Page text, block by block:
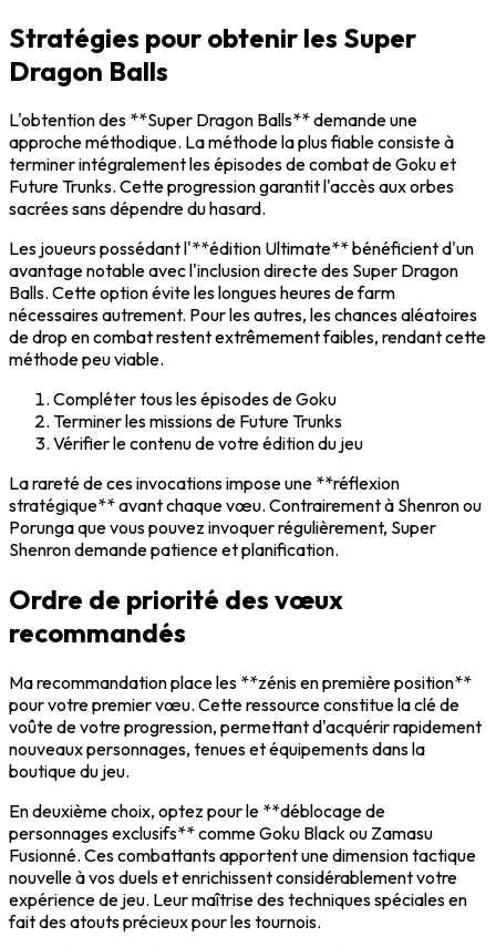
Stratégies pour obtenir les Super
Dragon Balls
L'obtention des **Super Dragon Balls** demande une
approche méthodique. La méthode la plus fiable consiste à
terminer intégralement les épisodes de combat de Goku et
Future Trunks. Cette progression garantit l'accès aux orbes
sacrées sans dépendre du hasard.
Les joueurs possédant l'**édition Ultimate** bénéficient d'un
avantage notable avec l'inclusion directe des Super Dragon
Balls. Cette option évite les longues heures de farm
nécessaires autrement. Pour les autres, les chances aléatoires
de drop en combat restent extrêmement faibles, rendant cette
méthode peu viable.
Compléter tous les épisodes de Goku
Terminer les missions de Future Trunks
Vérifier le contenu de votre édition du jeu
La rareté de ces invocations impose une **réflexion
stratégique** avant chaque vœu. Contrairement à Shenron ou
Porunga que vous pouvez invoquer régulièrement, Super
Shenron demande patience et planification.
Ordre de priorité des vœux
recommandés
Ma recommandation place les **zénis en première position**
pour votre premier vœu. Cette ressource constitue la clé de
voûte de votre progression, permettant d'acquérir rapidement
nouveaux personnages, tenues et équipements dans la
boutique du jeu.
En deuxième choix, optez pour le **déblocage de
personnages exclusifs** comme Goku Black ou Zamasu
Fusionné. Ces combattants apportent une dimension tactique
nouvelle à vos duels et enrichissent considérablement votre
expérience de jeu. Leur maîtrise des techniques spéciales en
fait des atouts précieux pour les tournois.